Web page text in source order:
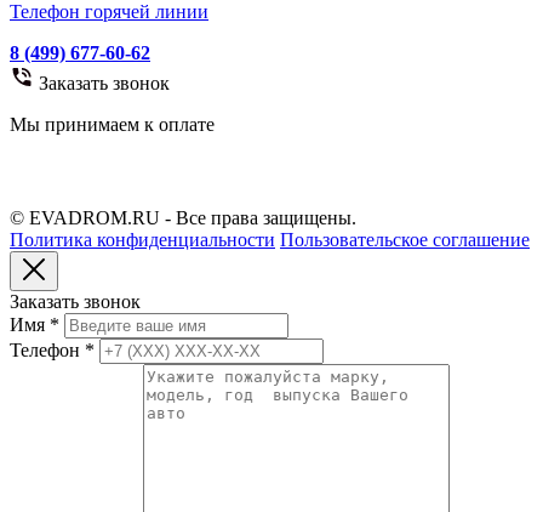
Телефон горячей линии
8 (499) 677-60-62
Заказать звонок
Мы принимаем к оплате
© EVADROM.RU - Все права защищены.
Политика конфиденциальности Пользовательское соглашение
Заказать звонок
Имя *
Телефон *